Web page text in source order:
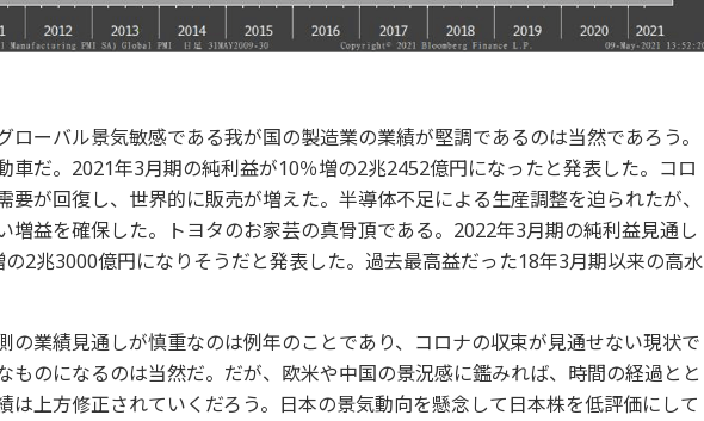
ローバル景気敏感である我が国の製造業の業績が堅調であるのは当然であろう。
車だ。2021年3月期の純利益が10％増の2兆2452億円になったと発表した。コロ
要が回復し、世界的に販売が増えた。半導体不足による生産調整を迫られたが、
増益を確保した。トヨタのお家芸の真骨頂である。2022年3月期の純利益見通し
2兆3000億円になりそうだと発表した。過去最高益だった18年3月期以来の高水
の業績見通しが慎重なのは例年のことであり、コロナの収束が見通せない現状で
ものになるのは当然だ。だが、欧米や中国の景況感に鑑みれば、時間の経過とと
は上方修正されていくだろう。日本の景気動向を懸念して日本株を低評価にして